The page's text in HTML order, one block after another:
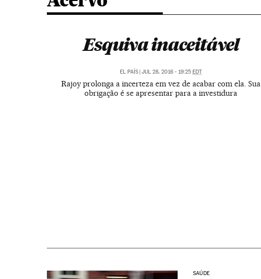
Esquiva inaceitável
EL PAÍS | JUL 28, 2016 - 19:25EDT
Rajoy prolonga a incerteza em vez de acabar com ela. Sua
obrigação é se apresentar para a investidura
SAÚDE